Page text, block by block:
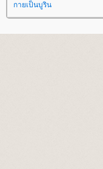
กายเป็นบูริน